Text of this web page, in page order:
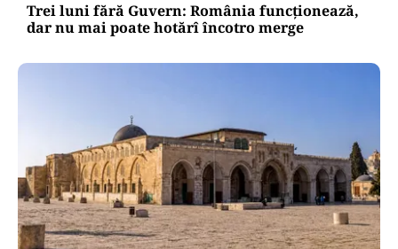
Trei luni fără Guvern: România funcționează,
dar nu mai poate hotărî încotro merge